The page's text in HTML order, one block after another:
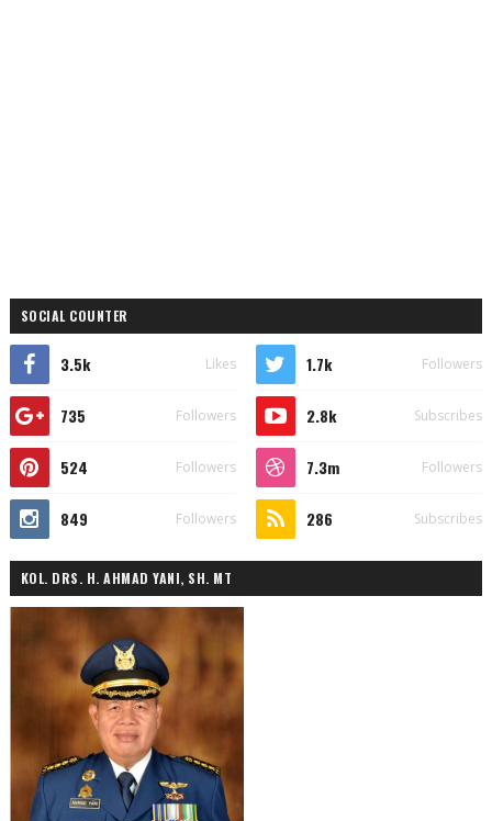
SOCIAL COUNTER
3.5k Likes 1.7k Followers
735 Followers 2.8k Subscribes
524 Followers 7.3m Followers
849 Followers 286 Subscribes
KOL. DRS. H. AHMAD YANI, SH. MT